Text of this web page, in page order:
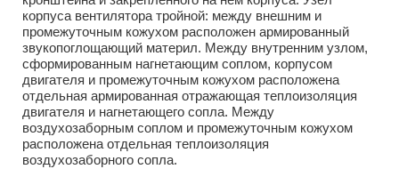
корпуса вентилятора тройной: между внешним и
промежуточным кожухом расположен армированный
звукопоглощающий материл. Между внутренним узлом,
сформированным нагнетающим соплом, корпусом
двигателя и промежуточным кожухом расположена
отдельная армированная отражающая теплоизоляция
двигателя и нагнетающего сопла. Между
воздухозаборным соплом и промежуточным кожухом
расположена отдельная теплоизоляция
воздухозаборного сопла.